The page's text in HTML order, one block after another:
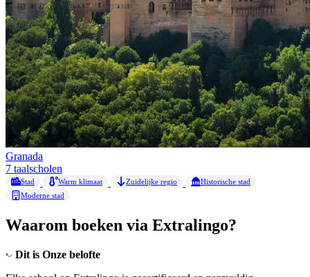
Granada
7 taalscholen
Stad Warm klimaat Zuidelijke regio
Historische stad
Moderne stad
Waarom boeken via Extralingo?
Dit is Onze belofte